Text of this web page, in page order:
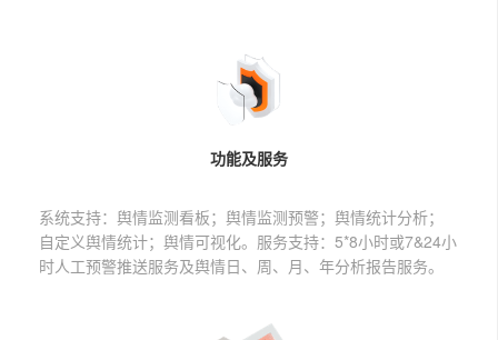
扫描加工方案
数字出版方案
融媒体基础应用SAAS产品文档
融媒体生产SAAS产品文档
基础服务
增值服务
功能及服务
系统支持：舆情监测看板；舆情监测预警；舆情统计分析；
自定义舆情统计；舆情可视化。服务支持：5*8小时或7&24小
时人工预警推送服务及舆情日、周、月、年分析报告服务。